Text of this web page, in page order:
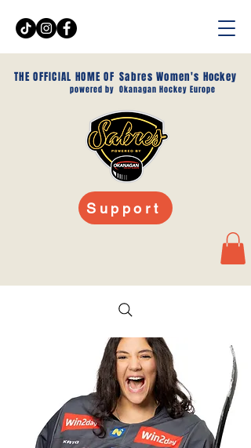
THE OFFICIAL HOME OF
powered by
Sabres Women's Hockey
Okanagan Hockey Europe
Support